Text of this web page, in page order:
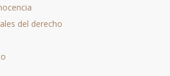
del derecho